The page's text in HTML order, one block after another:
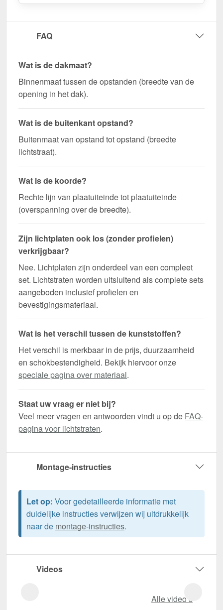
FAQ
Wat is de dakmaat?
Binnenmaat tussen de opstanden (breedte van de
opening in het dak).
Wat is de buitenkant opstand?
Buitenmaat van opstand tot opstand (breedte
lichtstraat).
Wat is de koorde?
Rechte lijn van plaatuiteinde tot plaatuiteinde
(overspanning over de breedte).
Zijn lichtplaten ook los (zonder profielen)
verkrijgbaar?
Nee. Lichtplaten zijn onderdeel van een compleet
set. Lichtstraten worden uitsluitend als complete sets
aangeboden inclusief profielen en
bevestigingsmateriaal.
Wat is het verschil tussen de kunststoffen?
Het verschil is merkbaar in de prijs, duurzaamheid
en schokbestendigheid. Bekijk hiervoor onze
speciale pagina over materiaal.
Staat uw vraag er niet bij?
Veel meer vragen en antwoorden vindt u op de FAQ-
pagina voor lichtstraten.
Montage-instructies
Let op: Voor gedetailleerde informatie met
duidelijke instructies verwijzen wij uitdrukkelijk
naar de montage-instructies.
Videos
Alle video‘s